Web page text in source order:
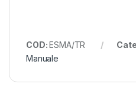
COD:ESMA/TR
Manuale